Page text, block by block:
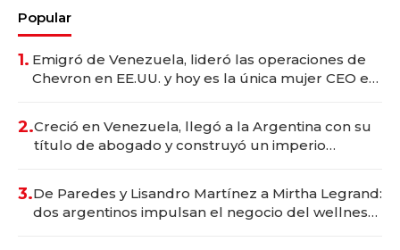
Popular
1. Emigró de Venezuela, lideró las operaciones de
Chevron en EE.UU. y hoy es la única mujer CEO en
2.Creció en Venezuela, llegó a la Argentina con su
título de abogado y construyó un imperio
3.De Paredes y Lisandro Martínez a Mirtha Legrand:
dos argentinos impulsan el negocio del wellness